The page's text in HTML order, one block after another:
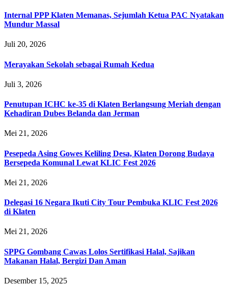
Internal PPP Klaten Memanas, Sejumlah Ketua PAC Nyatakan
Mundur Massal
Juli 20, 2026
Merayakan Sekolah sebagai Rumah Kedua
Juli 3, 2026
Penutupan ICHC ke-35 di Klaten Berlangsung Meriah dengan
Kehadiran Dubes Belanda dan Jerman
Mei 21, 2026
Pesepeda Asing Gowes Keliling Desa, Klaten Dorong Budaya
Bersepeda Komunal Lewat KLIC Fest 2026
Mei 21, 2026
Delegasi 16 Negara Ikuti City Tour Pembuka KLIC Fest 2026
di Klaten
Mei 21, 2026
SPPG Gombang Cawas Lolos Sertifikasi Halal, Sajikan
Makanan Halal, Bergizi Dan Aman
Desember 15, 2025